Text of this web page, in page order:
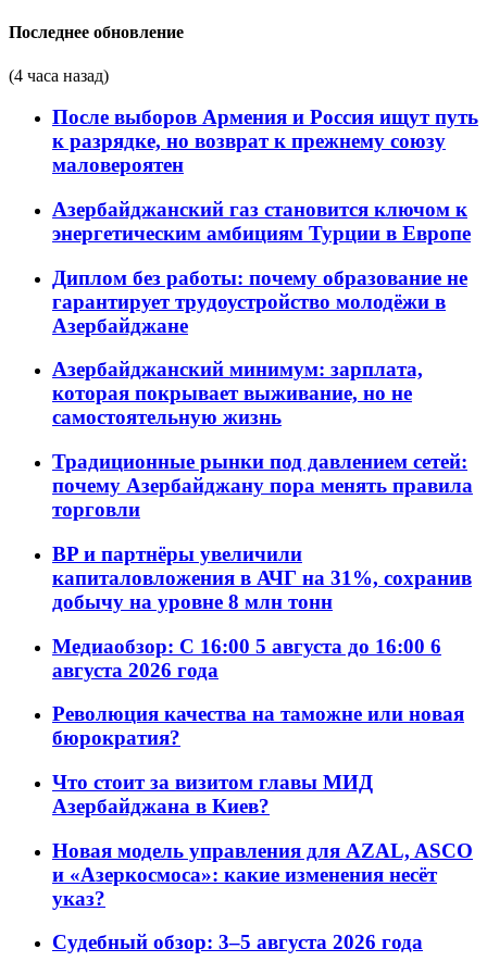
Последнее обновление
(4 часа назад)
После выборов Армения и Россия ищут путь
к разрядке, но возврат к прежнему союзу
маловероятен
Азербайджанский газ становится ключом к
энергетическим амбициям Турции в Европе
Диплом без работы: почему образование не
гарантирует трудоустройство молодёжи в
Азербайджане
Азербайджанский минимум: зарплата,
которая покрывает выживание, но не
самостоятельную жизнь
Традиционные рынки под давлением сетей:
почему Азербайджану пора менять правила
торговли
BP и партнёры увеличили
капиталовложения в АЧГ на 31%, сохранив
добычу на уровне 8 млн тонн
Медиаобзор: С 16:00 5 августа до 16:00 6
августа 2026 года
Революция качества на таможне или новая
бюрократия?
Что стоит за визитом главы МИД
Азербайджана в Киев?
Новая модель управления для AZAL, ASCO
и «Азеркосмоса»: какие изменения несёт
указ?
Судебный обзор: 3–5 августа 2026 года